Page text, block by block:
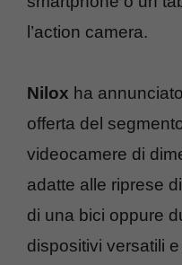
l’action camera.
Nilox ha
offerta del
videocamere di
adatte alle riprese
di una bici oppure
dispositivi versatili